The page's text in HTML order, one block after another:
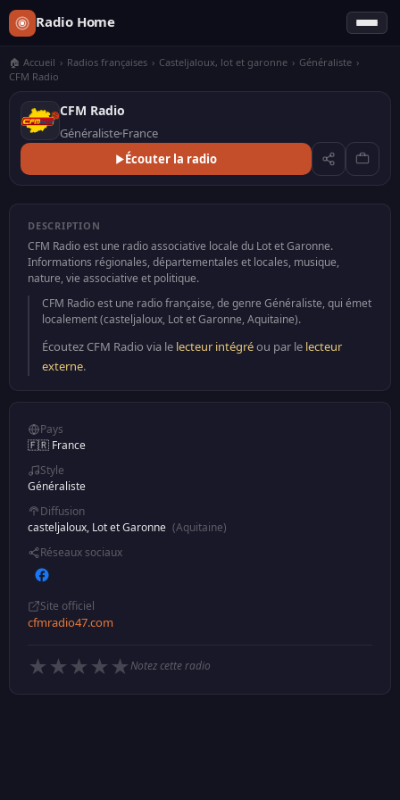
Radio Home
🏠 Accueil › Radios françaises › Casteljaloux, lot et garonne › Généraliste ›
CFM Radio
CFM Radio
Généraliste France
Écouter la radio
DESCRIPTION
CFM Radio est une radio associative locale du Lot et Garonne.
Informations régionales, départementales et locales, musique,
nature, vie associative et politique.
CFM Radio est une radio française, de genre Généraliste, qui émet
localement (casteljaloux, Lot et Garonne, Aquitaine).
Écoutez CFM Radio via le lecteur intégréou par le lecteur
externe.
Pays
🇫🇷 France
Style
Généraliste
Diffusion
casteljaloux, Lot et Garonne (Aquitaine)
Réseaux sociaux
Site officiel
cfmradio47.com
★ ★ ★ ★ ★Notez cette radio